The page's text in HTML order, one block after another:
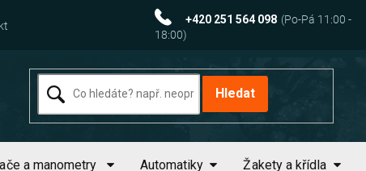
+420 251 564 098
Hledat
a manometry Automatiky Žakety a křídla